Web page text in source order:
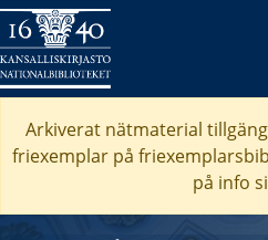
Arkiverat nätmaterial
friexemplar på
på info